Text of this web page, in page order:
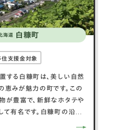
海道 白糠町
住支援金対象
する白糠町は、美しい自然
恵みが魅力の町です。この
が豊富で、新鮮なホタテや
て有名です。白糠町の沿岸